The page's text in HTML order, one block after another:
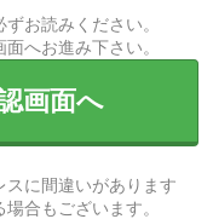
ずお読みください。
へお進み下さい。
画面へ
に間違いがあります
合もございます。